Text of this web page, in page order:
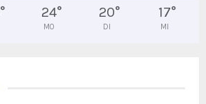
° 24°
MO
20°
DI
17°
MI